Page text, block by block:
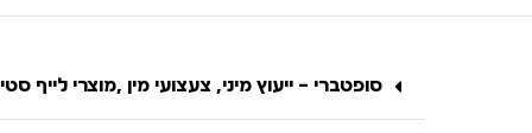
סופטברי – ייעוץ מיני, צעצועי מין ,מוצרי לייף